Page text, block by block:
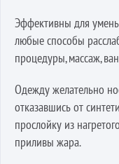
Эффективны для
любые способы
процедуры, массаж,
Одежду желательно
отказавшись от
прослойку из
приливы жара.